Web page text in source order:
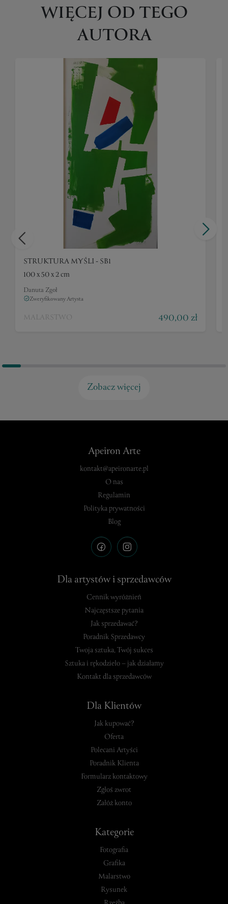
WIĘCEJ OD TEGO
AUTORA
STRUKTURA MYŚLI - SB1
100 x 50 x 2 cm
Danuta Zgoł
Zweryfikowany Artysta
MALARSTWO 490,00 zł
Zobacz więcej
Apeiron Arte
kontakt@apeironarte.pl
O nas
Regulamin
Polityka prywatności
Blog
Dla artystów i sprzedawców
Cennik wyróżnień
Najczęstsze pytania
Jak sprzedawać?
Poradnik Sprzedawcy
Twoja sztuka, Twój sukces
Sztuka i rękodzieło – jak działamy
Kontakt dla sprzedawców
Dla Klientów
Jak kupować?
Oferta
Polecani Artyści
Poradnik Klienta
Formularz kontaktowy
Zgłoś zwrot
Załóż konto
Kategorie
Fotografia
Grafika
Malarstwo
Rysunek